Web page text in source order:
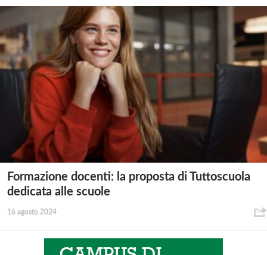
Formazione docenti: la proposta di Tuttoscuola
dedicata alle scuole
16 agosto 2024